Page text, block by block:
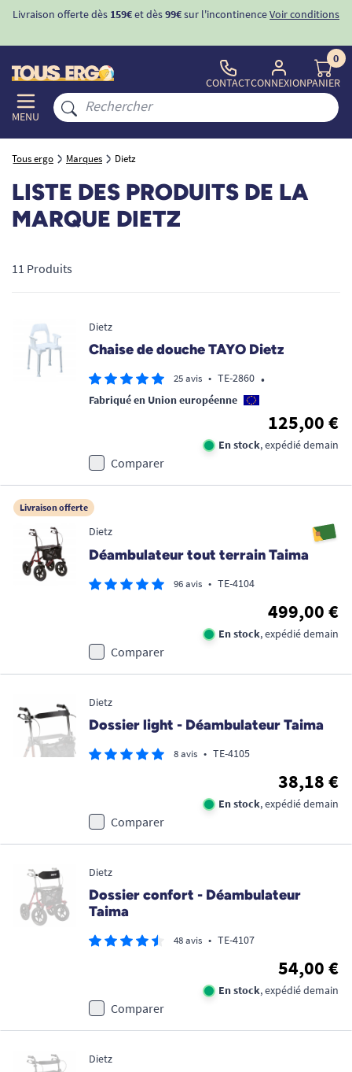
Livraison offerte dès 159€et dès99€sur l'incontinenceVoir conditions
MENU
CONTACTCONNEXION
0
PANIER
Tous ergo Marques Dietz
LISTE DES PRODUITS DE LA
MARQUE DIETZ
11 Produits
Dietz
Chaise de douche TAYO Dietz
25 avis • TE-2860 •
Fabriqué en Union européenne
125,00 €
En stock, expédié demain
Comparer
Livraison offerte
Dietz
Déambulateur tout terrain Taima
96 avis • TE-4104
499,00 €
En stock, expédié demain
Comparer
Dietz
Dossier light - Déambulateur Taima
8 avis • TE-4105
38,18 €
En stock, expédié demain
Comparer
Dietz
Dossier confort - Déambulateur
Taima
48 avis • TE-4107
54,00 €
En stock, expédié demain
Comparer
Dietz